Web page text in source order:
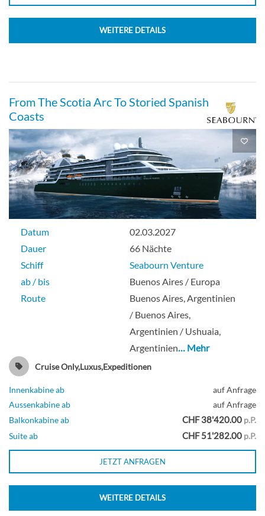
WEITERE DETAILS
From The Scotia Arc To Storied Spanish
Coasts
Datum
02.03.2027
Dauer
66 Nächte
Schiff
Seabourn Venture
ab / bis
Buenos Aires / Europa
Route
Buenos Aires, Argentinien
/ Buenos Aires,
Argentinien / Ushuaia,
Argentinien… Mehr
Cruise Only,Luxus,Expeditionen
Innenkabine ab
auf Anfrage
Aussenkabine ab
auf Anfrage
Balkonkabine ab
CHF 38'420.00 p.P.
Suite ab
CHF 51'282.00 p.P.
JETZT ANFRAGEN
WEITERE DETAILS